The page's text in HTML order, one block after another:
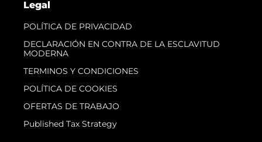
Legal
POLÍTICA DE PRIVACIDAD
DECLARACIÓN EN CONTRA DE LA ESCLAVITUD
MODERNA
TERMINOS Y CONDICIONES
POLÍTICA DE COOKIES
OFERTAS DE TRABAJO
Published Tax Strategy